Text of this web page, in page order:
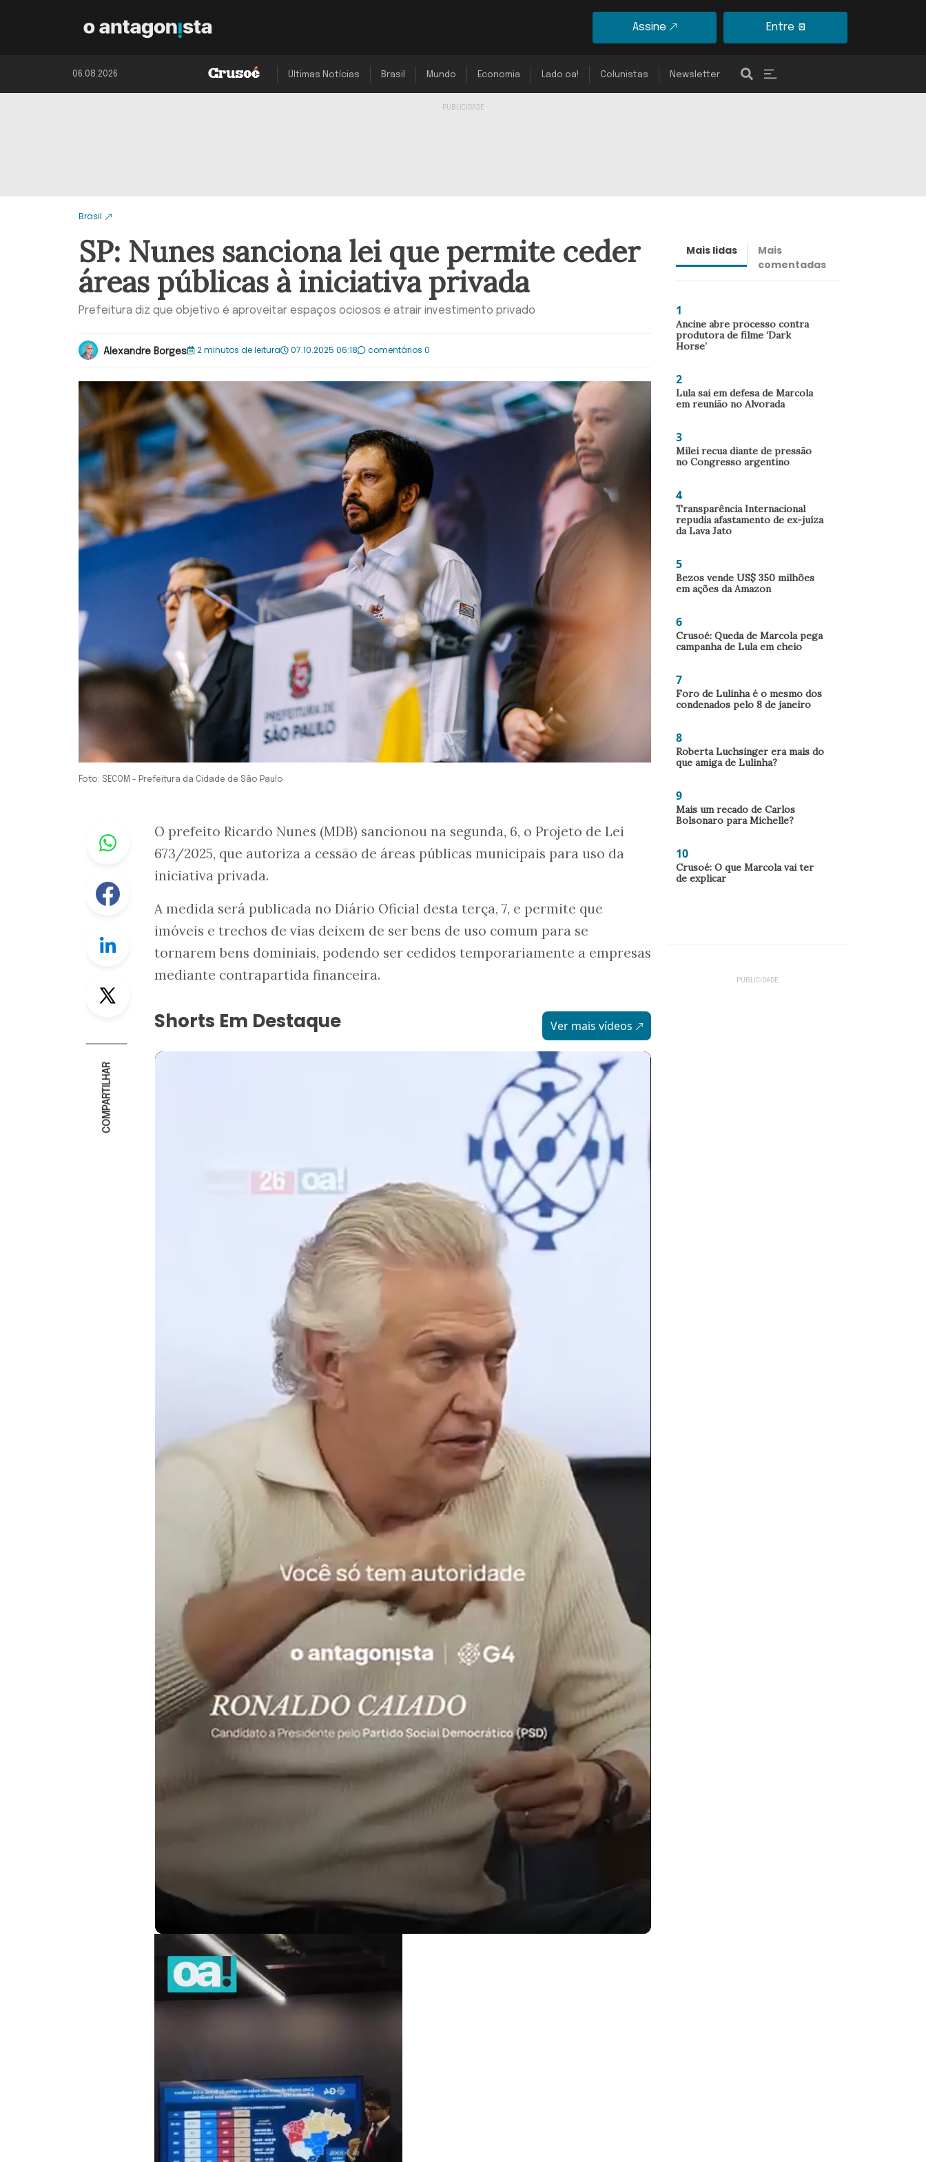
Assine Entre
06.08.2026 Últimas Notícias Brasil Mundo Economia Lado oa! Colunistas Newsletter
Brasil
SP: Nunes sanciona lei que permite ceder
áreas públicas à iniciativa privada
Prefeitura diz que objetivo é aproveitar espaços ociosos e atrair investimento privado
Alexandre Borges 2 minutos de leitura 07.10.2025 06:18 comentários 0
Foto: SECOM - Prefeitura da Cidade de São Paulo
Whastapp
Facebook
Linkedin
Twitter
COMPARTILHAR
O prefeito Ricardo Nunes (MDB) sancionou na segunda, 6, o Projeto de Lei
673/2025, que autoriza a cessão de áreas públicas municipais para uso da
iniciativa privada.
A medida será publicada no Diário Oficial desta terça, 7, e permite que
imóveis e trechos de vias deixem de ser bens de uso comum para se
tornarem bens dominiais, podendo ser cedidos temporariamente a empresas
mediante contrapartida financeira.
Shorts Em Destaque Ver mais vídeos
Mais lidas
Mais
comentadas
1
Ancine abre processo contra
produtora de filme ‘Dark
Horse’
2
Lula sai em defesa de Marcola
em reunião no Alvorada
3
Milei recua diante de pressão
no Congresso argentino
4
Transparência Internacional
repudia afastamento de ex-juíza
da Lava Jato
5
Bezos vende US$ 350 milhões
em ações da Amazon
6
Crusoé: Queda de Marcola pega
campanha de Lula em cheio
7
Foro de Lulinha é o mesmo dos
condenados pelo 8 de janeiro
8
Roberta Luchsinger era mais do
que amiga de Lulinha?
9
Mais um recado de Carlos
Bolsonaro para Michelle?
10
Crusoé: O que Marcola vai ter
de explicar